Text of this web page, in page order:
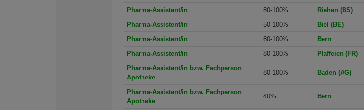
Pharma-Assistent/in
80-100%
Riehen (BS)
Pharma-Assistent/in
50-100%
Biel (BE)
Pharma-Assistent/in
80-100%
Bern
Pharma-Assistent/in
80-100%
Plaffeien (FR)
Pharma-Assistent/in bzw. Fachperson
Apotheke
80-100% Baden (AG)
Pharma-Assistent/in bzw. Fachperson
Apotheke
40% Bern